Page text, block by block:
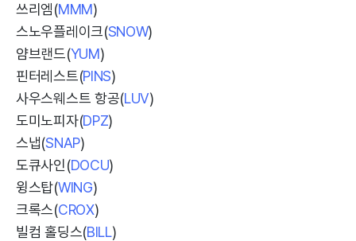
쓰리엠(MMM)
스노우플레이크(SNOW)
얌브랜드(YUM)
핀터레스트(PINS)
사우스웨스트 항공(LUV)
도미노피자(DPZ)
스냅(SNAP)
도큐사인(DOCU)
윙스탑(WING)
크록스(CROX)
빌컴 홀딩스(BILL)